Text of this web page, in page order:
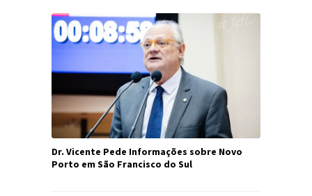
Dr. Vicente Pede Informações sobre Novo
Porto em São Francisco do Sul